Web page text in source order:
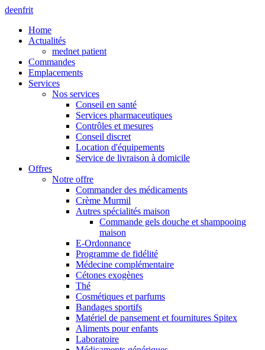
deenfrit
Home
Actualités
mednet patient
Commandes
Emplacements
Services
Nos services
Conseil en santé
Services pharmaceutiques
Contrôles et mesures
Conseil discret
Location d'équipements
Service de livraison à domicile
Offres
Notre offre
Commander des médicaments
Crème Murmil
Autres spécialités maison
Commande gels douche et shampooing
maison
E-Ordonnance
Programme de fidélité
Médecine complémentaire
Cétones exogènes
Thé
Cosmétiques et parfums
Bandages sportifs
Matériel de pansement et fournitures Spitex
Aliments pour enfants
Laboratoire